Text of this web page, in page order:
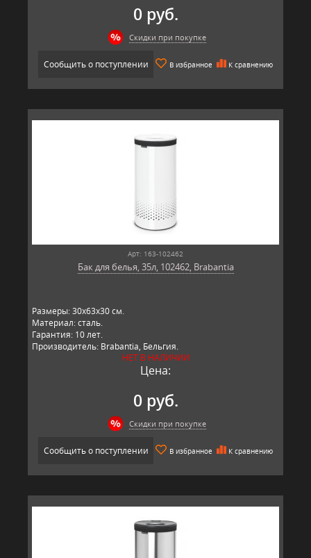
0 руб.
Скидки при покупке
Сообщить о поступлении В избранное К сравнению
Арт: 163-102462
Бак для белья, 35л, 102462, Brabantia
Размеры: 30х63х30 см.
Материал: сталь.
Гарантия: 10 лет.
Производитель: Brabantia, Бельгия.
НЕТ В НАЛИЧИИ
Цена:
0 руб.
Скидки при покупке
Сообщить о поступлении В избранное К сравнению